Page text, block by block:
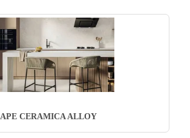
APE CERAMICA ALLOY